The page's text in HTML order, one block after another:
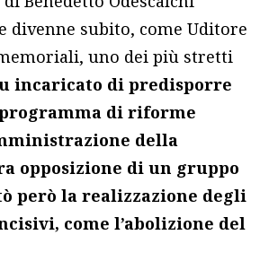
divenne subito, come Uditore
uno dei più stretti
incaricato di predisporre
di riforme
della
opposizione di un gruppo
però la realizzazione degli
come l’abolizione del